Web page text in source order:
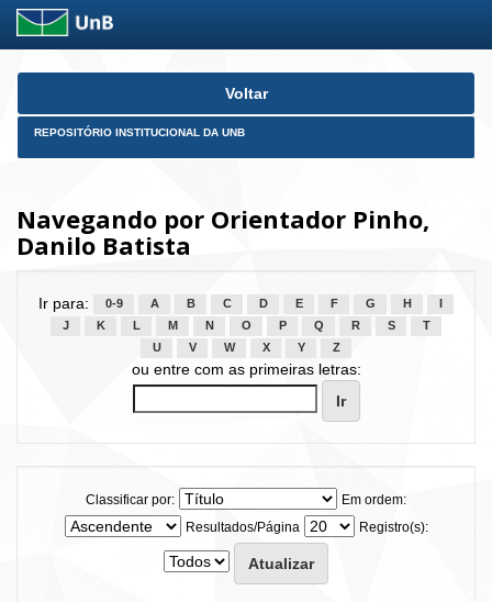
Skip
Voltar
REPOSITÓRIO INSTITUCIONAL DA UNB
Navegando por Orientador Pinho,
Danilo Batista
Ir para: 0-9 A B C D E F G H
J
K L M N O P Q R S
T
U
V W X Y Z
ou entre com as primeiras letras:
Classificar por:
Em ordem:
Resultados/Página
Registro(s):